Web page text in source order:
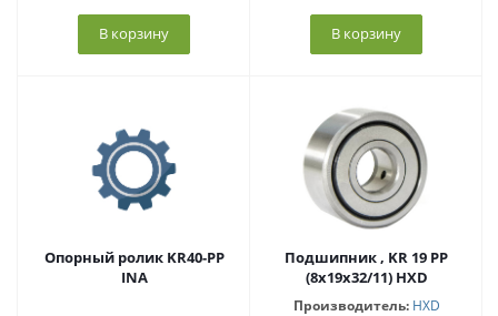
В корзину В корзину
Опорный ролик KR40-PP
INA
Подшипник , KR 19 PP
(8x19x32/11) HXD
Производитель: HXD